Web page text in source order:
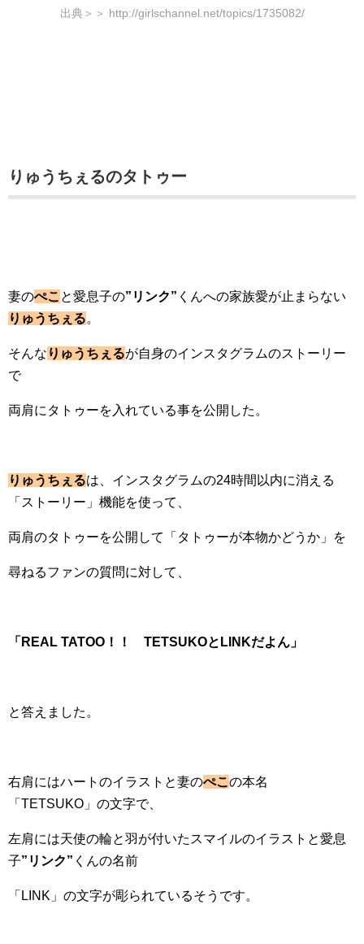
出典＞＞ http://girlschannel.net/topics/1735082/
りゅうちぇるのタトゥー
妻のぺこ と愛息子の”リンク” くんへの家族愛が止まらない
りゅうちぇる。
そんな りゅうちぇるが自身のインスタグラムのストーリー
で
両肩にタトゥーを入れている事を公開した。
りゅうちぇるは、インスタグラムの24時間以内に消える
「ストーリー」機能を使って、
両肩のタトゥーを公開して「タトゥーが本物かどうか」を
尋ねるファンの質問に対して、
「REAL TATOO！！ TETSUKOとLINKだよん」
と答えました。
右肩にはハートのイラストと妻のぺこ の本名
「TETSUKO」の文字で、
左肩には天使の輪と羽が付いたスマイルのイラストと愛息
子”リンク” くんの名前
「LINK」の文字が彫られているそうです。